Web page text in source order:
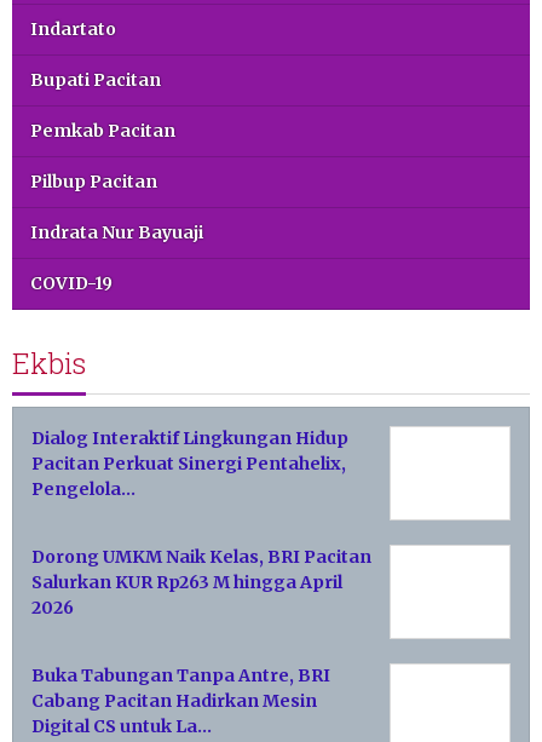
Indartato
Bupati Pacitan
Pemkab Pacitan
Pilbup Pacitan
Indrata Nur Bayuaji
COVID-19
Ekbis
Dialog Interaktif Lingkungan Hidup
Pacitan Perkuat Sinergi Pentahelix,
Pengelola…
Dorong UMKM Naik Kelas, BRI Pacitan
Salurkan KUR Rp263 M hingga April
2026
Buka Tabungan Tanpa Antre, BRI
Cabang Pacitan Hadirkan Mesin
Digital CS untuk La…